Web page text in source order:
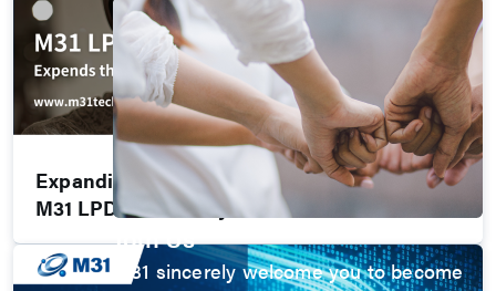
Join Us
M31 sincerely welcome you to become
Expanding the possibilities of AI innovation:
M31 LPDDR Memory IP solution